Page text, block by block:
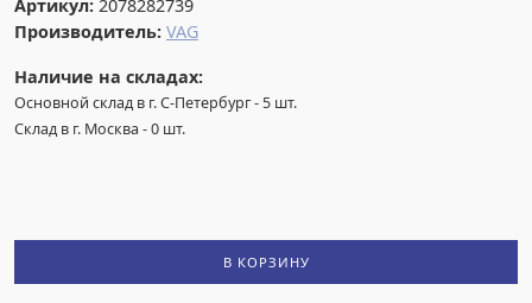
Артикул: 2078282739
Производитель: VAG
Наличие на складах:
Основной склад в г. С-Петербург-5 шт.
Склад в г. Москва -0 шт.
В КОРЗИНУ